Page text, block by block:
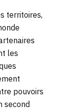
territoires,
les
pouvoirs
second